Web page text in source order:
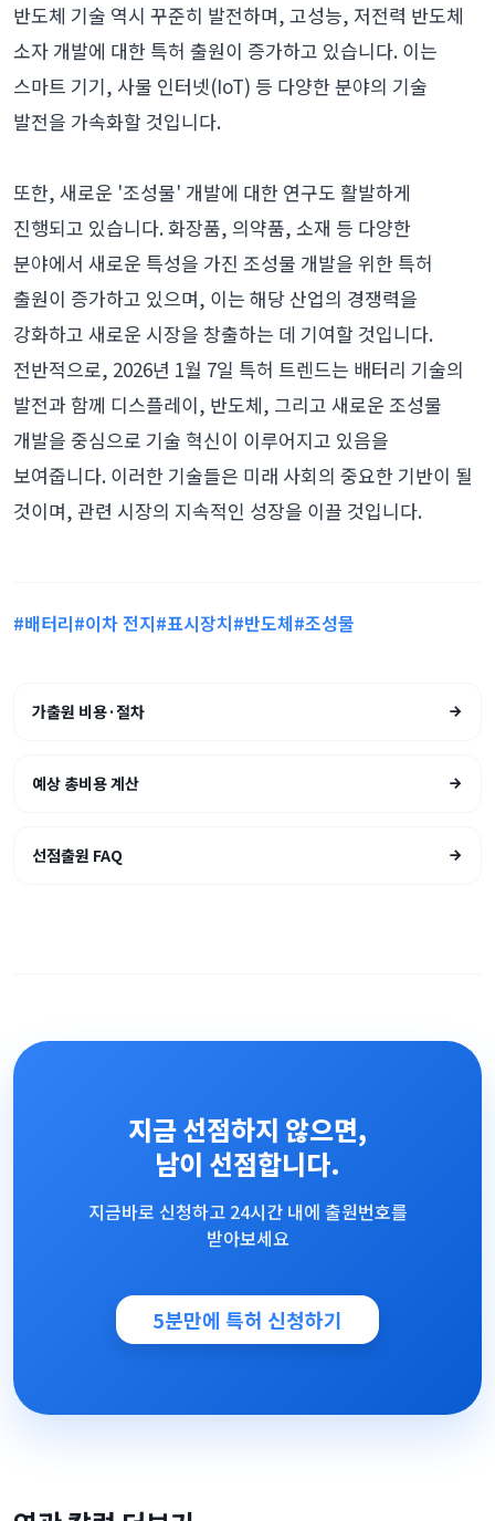
반도체 기술 역시 꾸준히 발전하며, 고성능, 저전력 반도체
소자 개발에 대한 특허 출원이 증가하고 있습니다. 이는
스마트 기기, 사물 인터넷(IoT) 등 다양한 분야의 기술
발전을 가속화할 것입니다.
또한, 새로운 '조성물' 개발에 대한 연구도 활발하게
진행되고 있습니다. 화장품, 의약품, 소재 등 다양한
분야에서 새로운 특성을 가진 조성물 개발을 위한 특허
출원이 증가하고 있으며, 이는 해당 산업의 경쟁력을
강화하고 새로운 시장을 창출하는 데 기여할 것입니다.
전반적으로, 2026년 1월 7일 특허 트렌드는 배터리 기술의
발전과 함께 디스플레이, 반도체, 그리고 새로운 조성물
개발을 중심으로 기술 혁신이 이루어지고 있음을
보여줍니다. 이러한 기술들은 미래 사회의 중요한 기반이 될
것이며, 관련 시장의 지속적인 성장을 이끌 것입니다.
#배터리#이차 전지#표시장치#반도체#조성물
가출원 비용·절차
예상 총비용 계산
선점출원 FAQ
지금 선점하지 않으면,
남이 선점합니다.
지금바로 신청하고 24시간 내에 출원번호를
받아보세요
5분만에 특허 신청하기